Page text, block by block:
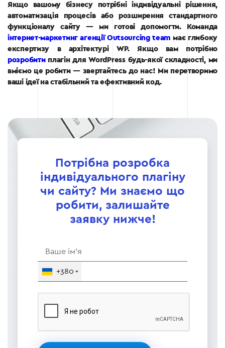
Якщо вашому бізнесу потрібні індивідуальні рішення,
автоматизація процесів або розширення стандартного
функціоналу сайту — ми готові допомогти. Команда
інтернет-маркетинг агенції Outsourcing team має глибоку
експертизу в архітектурі WP. Якщо вам потрібно
розробитиплагін для WordPress будь-якої складності, ми
вміємо це робити — звертайтесь до нас! Ми перетворимо
ваші ідеї на стабільний та ефективний код.
Потрібна розробка
індивідуального плагіну
чи сайту? Ми знаємо що
робити, залишайте
заявку нижче!
+380